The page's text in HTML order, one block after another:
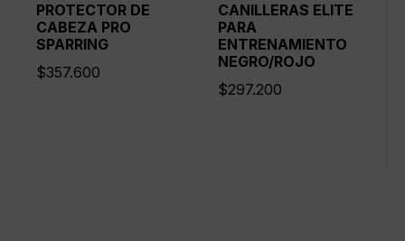
PROTECTOR DE
CABEZA PRO
SPARRING
$357.600
CANILLERAS ELITE
PARA
ENTRENAMIENTO
NEGRO/ROJO
$297.200